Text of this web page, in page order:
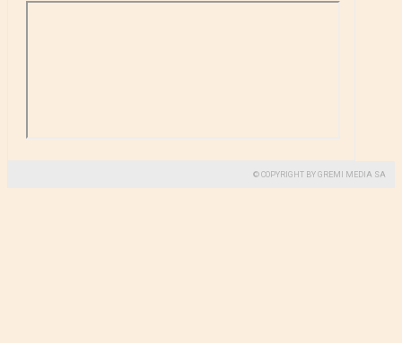
© COPYRIGHT BY GREMI MEDIA SA